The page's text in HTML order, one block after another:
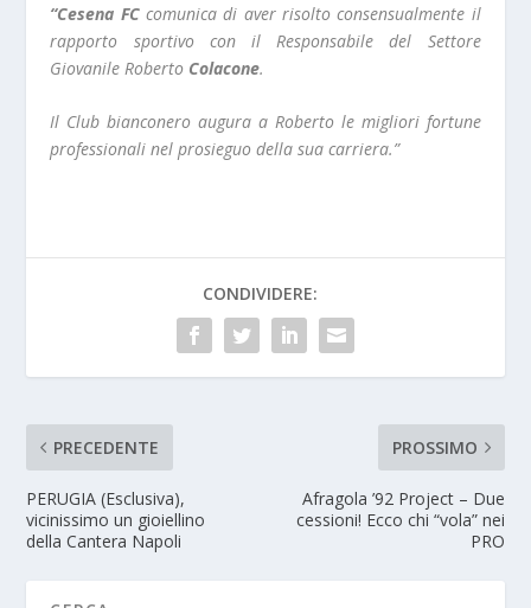
“Cesena FCcomunica di aver risolto consensualmente il
rapporto sportivo con il Responsabile del Settore
Giovanile Roberto Colacone.
Il Club bianconero augura a Roberto le migliori fortune
professionali nel prosieguo della sua carriera.”
CONDIVIDERE:
PRECEDENTE
PERUGIA (Esclusiva),
vicinissimo un gioiellino
della Cantera Napoli
PROSSIMO
Afragola ’92 Project – Due
cessioni! Ecco chi “vola” nei
PRO